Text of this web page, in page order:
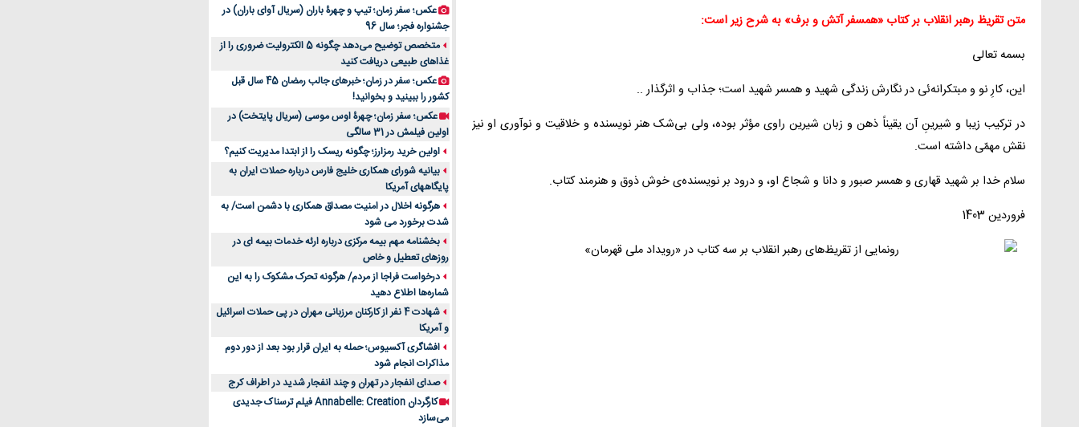
متن تقریظ رهبر انقلاب بر کتاب «همسفر آتش و برف» به شرح زیر است:
بسمه تعالی
این، کارِ نو و مبتکرانه‌ئی در نگارش زندگی شهید و همسر شهید است؛ جذاب و اثرگذار ..
در ترکیب زیبا و شیرینِ آن یقیناً ذهن و زبان شیرین راوی مؤثر بوده، ولی بی‌شک هنر نویسنده و خلاقیت و نوآوری او نیز
نقش مهمّی داشته است.
سلام خدا بر شهید قهاری و همسر صبور و دانا و شجاع او، و درود بر نویسنده‌ی خوش ذوق و هنرمند کتاب.
فروردین 1403
عکس؛ سفر زمان؛ تیپ و چهرۀ باران (سریال آوای باران) در
جشنواره فجر؛ سال 96
متخصص توضیح می‌دهد چگونه 5 الکترولیت ضروری را از
غذاهای طبیعی دریافت کنید
عکس؛ سفر در زمان؛ خبرهای جالب رمضان 45 سال قبل
کشور را ببینید و بخوانید!
عکس؛ سفر زمان؛ چهرۀ اوس موسی (سریال پایتخت) در
اولین فیلمش در 31 سالگی
اولین خرید رمزارز؛ چگونه ریسک را از ابتدا مدیریت کنیم؟
بیانیه شورای همکاری خلیج فارس درباره حملات ایران به
پایگاههای آمریکا
هرگونه اخلال در امنیت مصداق همکاری با دشمن است/ به
شدت برخورد می شود
بخشنامه مهم بیمه مرکزی درباره ارئه خدمات بیمه ای در
روزهای تعطیل و خاص
درخواست فراجا از مردم/ هرگونه تحرک مشکوک را به این
شماره‌ها اطلاع دهید
شهادت 4 نفر از کارکنان مرزبانی مهران در پی حملات اسرائیل
و آمریکا
افشاگری آکسیوس؛ حمله به ایران قرار بود بعد از دور دوم
مذاکرات انجام شود
صدای انفجار در تهران و چند انفجار شدید در اطراف کرج
کارگردان Annabelle: Creation فیلم ترسناک جدیدی
می‌سازد